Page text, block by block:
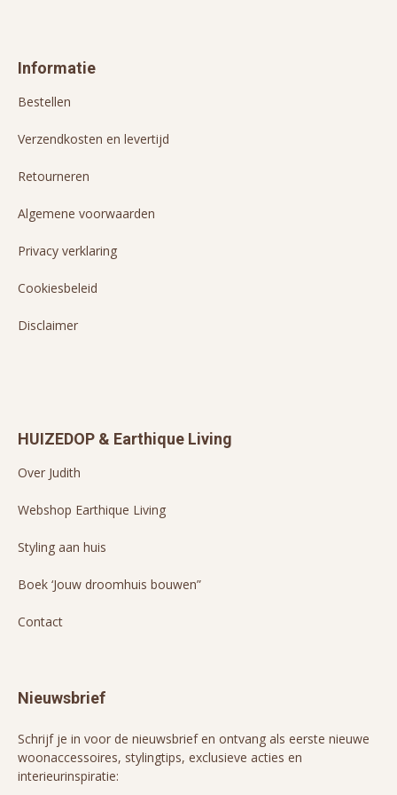
Informatie
Bestellen
Verzendkosten en levertijd
Retourneren
Algemene voorwaarden
Privacy verklaring
Cookiesbeleid
Disclaimer
HUIZEDOP & Earthique Living
Over Judith
Webshop Earthique Living
Styling aan huis
Boek ‘Jouw droomhuis bouwen”
Contact
Nieuwsbrief
Schrijf je in voor de nieuwsbrief en ontvang als eerste nieuwe
woonaccessoires, stylingtips, exclusieve acties en
interieurinspiratie: